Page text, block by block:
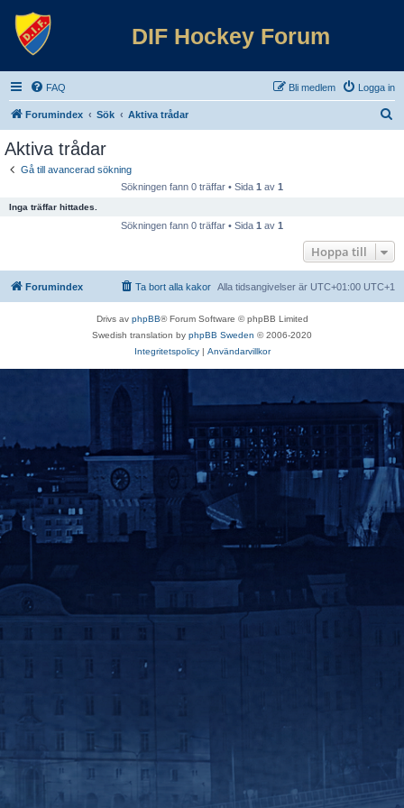
DIF Hockey Forum
FAQ Logga in
Bli medlem
Forumindex Sök Aktiva trådar
Aktiva trådar
Gå till avancerad sökning
Sökningen fann 0 träffar • Sida 1 av 1
Inga träffar hittades.
Sökningen fann 0 träffar • Sida 1 av 1
Hoppa till
Forumindex Alla tidsangivelser är UTC+01:00 UTC+1
Ta bort alla kakor
Drivs av phpBB® Forum Software © phpBB Limited
Swedish translation by phpBB Sweden © 2006-2020
Integritetspolicy| Användarvillkor